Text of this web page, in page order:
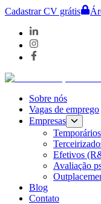
Cadastrar CV grátis
Sobre nós
Vagas de emprego
Empresas
Temporários
Efetivos
Avaliação
Blog
Contato